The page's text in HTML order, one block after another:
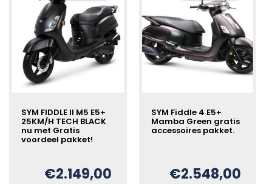
SYM FIDDLE II M5 E5+
25KM/H TECH BLACK
nu met Gratis
voordeel pakket!
Oorspronkelijke
€2.149,00
Huidige
SYM Fiddle 4 E5+
Mamba Green gratis
accessoires pakket.
prijs
€2.548,00
prijs